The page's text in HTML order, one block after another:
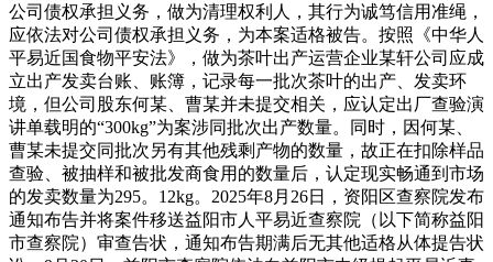
公司债权承担义务，做为清理权利人，其行为诚笃信用准绳，
应依法对公司债权承担义务，为本案适格被告。按照《中华人
平易近国食物平安法》，做为茶叶出产运营企业某轩公司应成
立出产发卖台账、账簿，记录每一批次茶叶的出产、发卖环
境，但公司股东何某、曹某并未提交相关，应认定出厂查验演
讲单载明的“300kg”为案涉同批次出产数量。同时，因何某、
曹某未提交同批次另有其他残剩产物的数量，故正在扣除样品
查验、被抽样和被批发商食用的数量后，认定现实畅通到市场
的发卖数量为295。12kg。2025年8月26日，资阳区查察院发布
通知布告并将案件移送益阳市人平易近查察院（以下简称益阳
市查察院）审查告状，通知布告期满后无其他适格从体提告状